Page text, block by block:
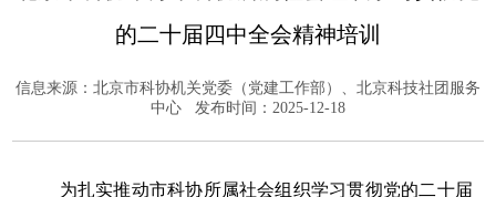
的二十届四中全会精神培训
信息来源： 北京市科协机关党委（党建工作部）、北京科技社团服务
中心 发布时间：2025-12-18
为扎实推动市科协所属社会组织学习贯彻党的二十届